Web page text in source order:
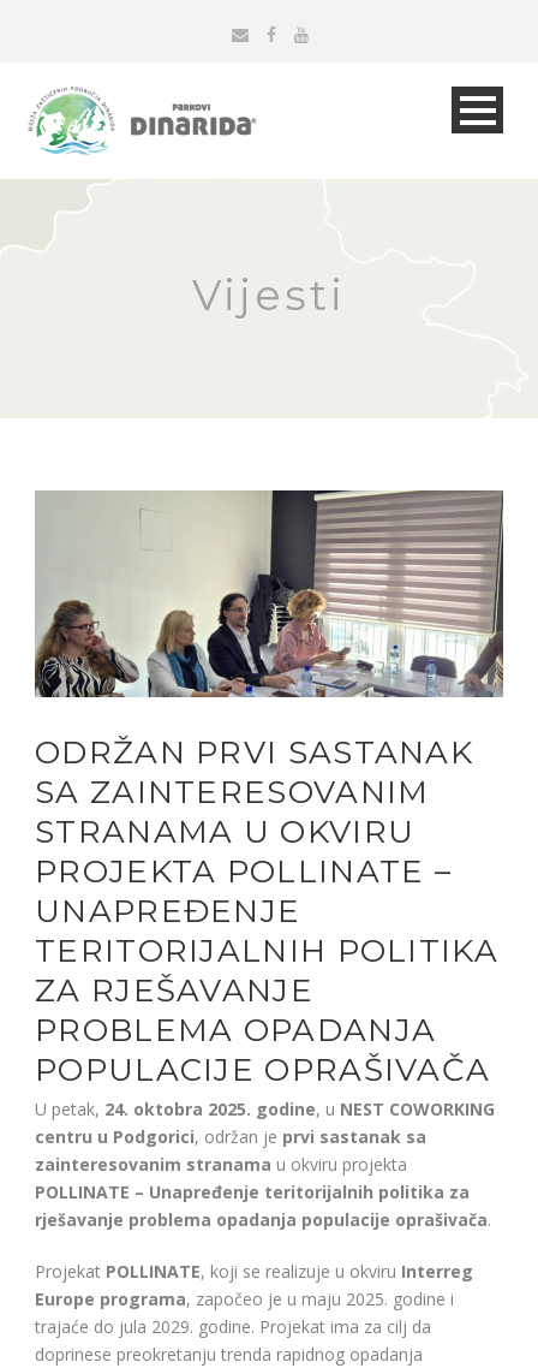
Vijesti
ODRŽAN PRVI SASTANAK
SA ZAINTERESOVANIM
STRANAMA U OKVIRU
PROJEKTA POLLINATE –
UNAPREĐENJE
TERITORIJALNIH POLITIKA
ZA RJEŠAVANJE
PROBLEMA OPADANJA
POPULACIJE OPRAŠIVAČA
U petak, 24. oktobra 2025. godine, u NEST COWORKING
centru u Podgorici, održan je prvi sastanak sa
zainteresovanim stranama u okviru projekta
POLLINATE – Unapređenje teritorijalnih politika za
rješavanje problema opadanja populacije oprašivača.
Projekat POLLINATE, koji se realizuje u okviru Interreg
Europe programa, započeo je u maju 2025. godine i
trajaće do jula 2029. godine. Projekat ima za cilj da
doprinese preokretanju trenda rapidnog opadanja